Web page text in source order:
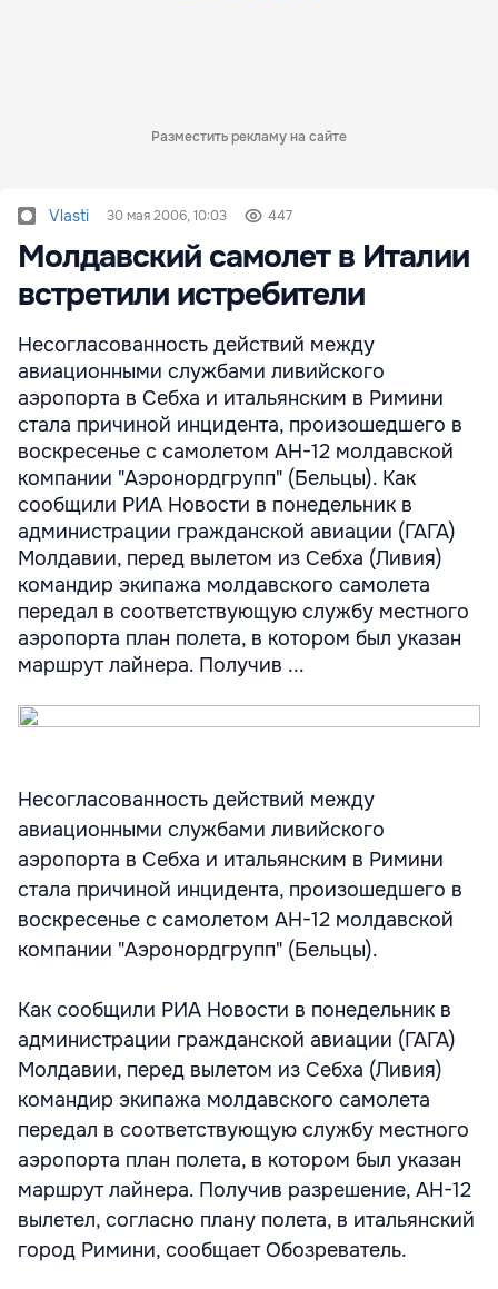
Разместить рекламу на сайте
Vlasti 30 мая 2006, 10:03 447
Молдавский самолет в Италии
встретили истребители
Несогласованность действий между
авиационными службами ливийского
аэропорта в Себха и итальянским в Римини
стала причиной инцидента, произошедшего в
воскресенье с самолетом АН-12 молдавской
компании "Аэронордгрупп" (Бельцы). Как
сообщили РИА Новости в понедельник в
администрации гражданской авиации (ГАГА)
Молдавии, перед вылетом из Себха (Ливия)
командир экипажа молдавского самолета
передал в соответствующую службу местного
аэропорта план полета, в котором был указан
маршрут лайнера. Получив ...
Несогласованность действий между
авиационными службами ливийского
аэропорта в Себха и итальянским в Римини
стала причиной инцидента, произошедшего в
воскресенье с самолетом АН-12 молдавской
компании "Аэронордгрупп" (Бельцы).
Как сообщили РИА Новости в понедельник в
администрации гражданской авиации (ГАГА)
Молдавии, перед вылетом из Себха (Ливия)
командир экипажа молдавского самолета
передал в соответствующую службу местного
аэропорта план полета, в котором был указан
маршрут лайнера. Получив разрешение, АН-12
вылетел, согласно плану полета, в итальянский
город Римини, сообщает Обозреватель.